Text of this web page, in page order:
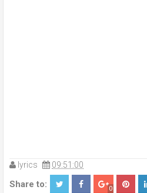
lyrics 09:51:00
Share to: 0